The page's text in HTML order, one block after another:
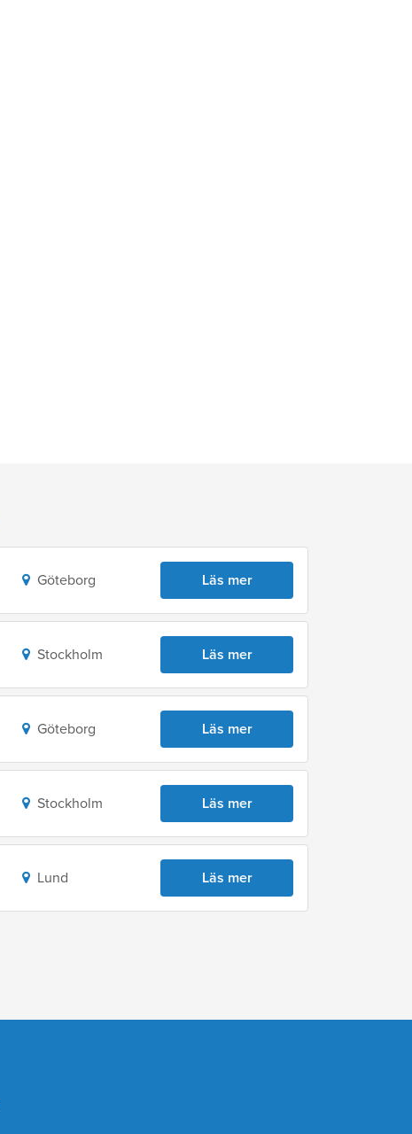
Göteborg Läs mer
Stockholm Läs mer
Göteborg Läs mer
Stockholm Läs mer
Lund Läs mer